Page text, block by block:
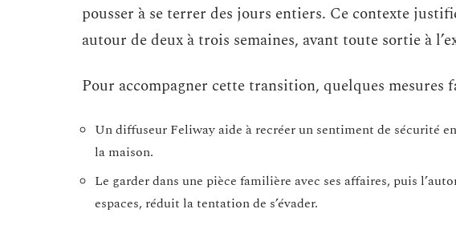
pousser à se terrer des jours entiers. Ce contexte
autour de deux à trois semaines, avant toute sortie à
Pour accompagner cette transition, quelques mesures
Un diffuseur Feliway aide à recréer un sentiment de sécurité
la maison.
Le garder dans une pièce familière avec ses affaires, puis
espaces, réduit la tentation de s’évader.